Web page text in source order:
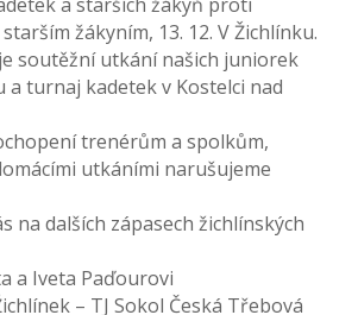
a starších žákyň proti
žákyním, 13. 12. V Žichlínku.
soutěžní utkání našich juniorek
a turnaj kadetek v Kostelci nad
trenérům a spolkům,
utkáními narušujeme
na dalších zápasech žichlínských
a Iveta Paďourovi
– TJ Sokol Česká Třebová